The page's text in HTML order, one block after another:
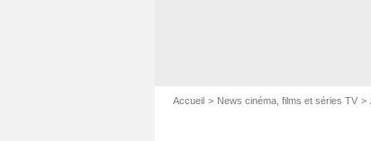
Accueil News cinéma, films et séries TV